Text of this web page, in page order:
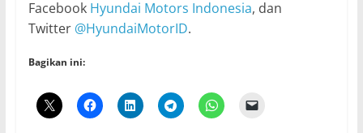
Facebook Hyundai Motors Indonesia, dan
Twitter @HyundaiMotorID.
Bagikan ini: